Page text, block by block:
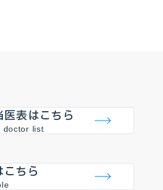
表はこちら
doctor list
ちら